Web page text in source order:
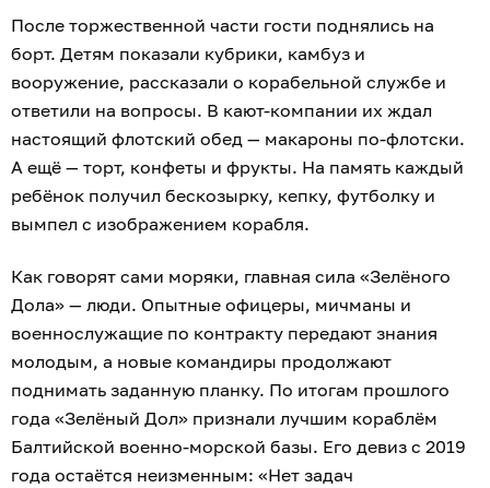
После торжественной части гости поднялись на
борт. Детям показали кубрики, камбуз и
вооружение, рассказали о корабельной службе и
ответили на вопросы. В кают-компании их ждал
настоящий флотский обед — макароны по-флотски.
А ещё — торт, конфеты и фрукты. На память каждый
ребёнок получил бескозырку, кепку, футболку и
вымпел с изображением корабля.
Как говорят сами моряки, главная сила «Зелёного
Дола» — люди. Опытные офицеры, мичманы и
военнослужащие по контракту передают знания
молодым, а новые командиры продолжают
поднимать заданную планку. По итогам прошлого
года «Зелёный Дол» признали лучшим кораблём
Балтийской военно-морской базы. Его девиз с 2019
года остаётся неизменным: «Нет задач